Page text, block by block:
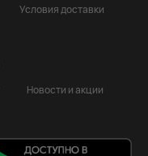
Условия доставки
Новости и акции